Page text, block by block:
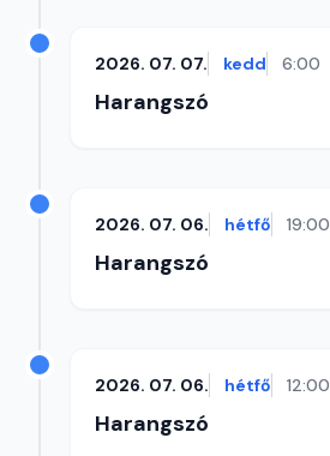
2026. 07. 07. kedd 6:00
Harangszó
2026. 07. 06. hétfő 19:00
Harangszó
2026. 07. 06. hétfő 12:00
Harangszó